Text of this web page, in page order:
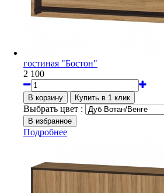
гостиная "Бостон"
2 100
Выбрать цвет :
Подробнее